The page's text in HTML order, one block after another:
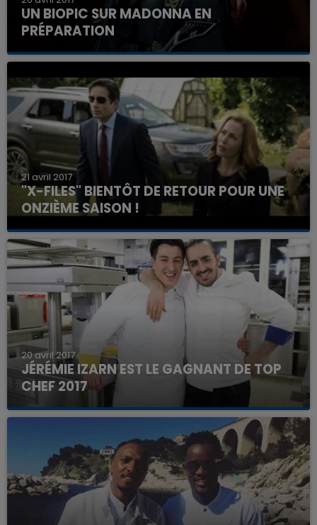
UN BIOPIC SUR MADONNA EN
PRÉPARATION
21 avril 2017
"X-FILES" BIENTÔT DE RETOUR POUR UNE
ONZIÈME SAISON !
20 avril 2017
JÉRÉMIE IZARN EST LE GAGNANT DE TOP
CHEF 2017